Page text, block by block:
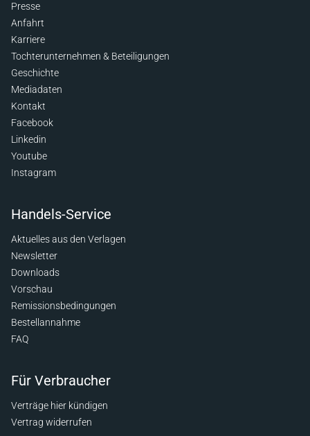
Presse
Anfahrt
Karriere
Tochterunternehmen & Beteiligungen
Geschichte
Mediadaten
Kontakt
Facebook
Linkedin
Youtube
Instagram
Handels-Service
Aktuelles aus den Verlagen
Newsletter
Downloads
Vorschau
Remissionsbedingungen
Bestellannahme
FAQ
Für Verbraucher
Verträge hier kündigen
Vertrag widerrufen